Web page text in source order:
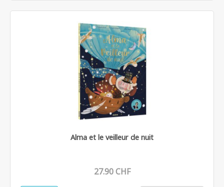
Alma et le veilleur de nuit
27.90 CHF